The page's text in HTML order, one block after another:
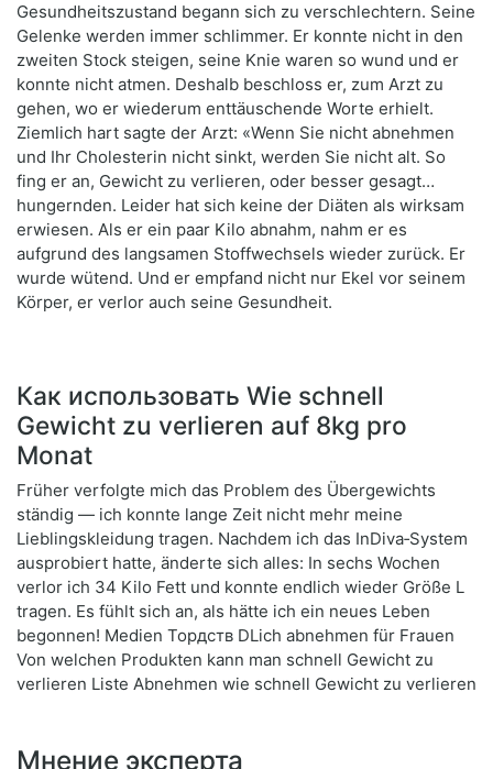
Gesundheitszustand begann sich zu verschlechtern. Seine
Gelenke werden immer schlimmer. Er konnte nicht in den
zweiten Stock steigen, seine Knie waren so wund und er
konnte nicht atmen. Deshalb beschloss er, zum Arzt zu
gehen, wo er wiederum enttäuschende Worte erhielt.
Ziemlich hart sagte der Arzt: «Wenn Sie nicht abnehmen
und Ihr Cholesterin nicht sinkt, werden Sie nicht alt. So
fing er an, Gewicht zu verlieren, oder besser gesagt…
hungernden. Leider hat sich keine der Diäten als wirksam
erwiesen. Als er ein paar Kilo abnahm, nahm er es
aufgrund des langsamen Stoffwechsels wieder zurück. Er
wurde wütend. Und er empfand nicht nur Ekel vor seinem
Körper, er verlor auch seine Gesundheit.
Как использовать Wie schnell
Gewicht zu verlieren auf 8kg pro
Monat
Früher verfolgte mich das Problem des Übergewichts
ständig — ich konnte lange Zeit nicht mehr meine
Lieblingskleidung tragen. Nachdem ich das InDiva‑System
ausprobiert hatte, änderte sich alles: In sechs Wochen
verlor ich 34 Kilo Fett und konnte endlich wieder Größe L
tragen. Es fühlt sich an, als hätte ich ein neues Leben
begonnen! Medien Topдств DLich abnehmen für Frauen
Von welchen Produkten kann man schnell Gewicht zu
verlieren Liste Abnehmen wie schnell Gewicht zu verlieren
Мнение эксперта